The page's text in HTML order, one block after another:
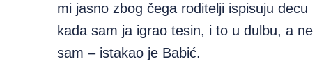
mi jasno zbog čega roditelji ispisuju decu
kada sam ja igrao tesin, i to u dulbu, a ne
sam – istakao je Babić.